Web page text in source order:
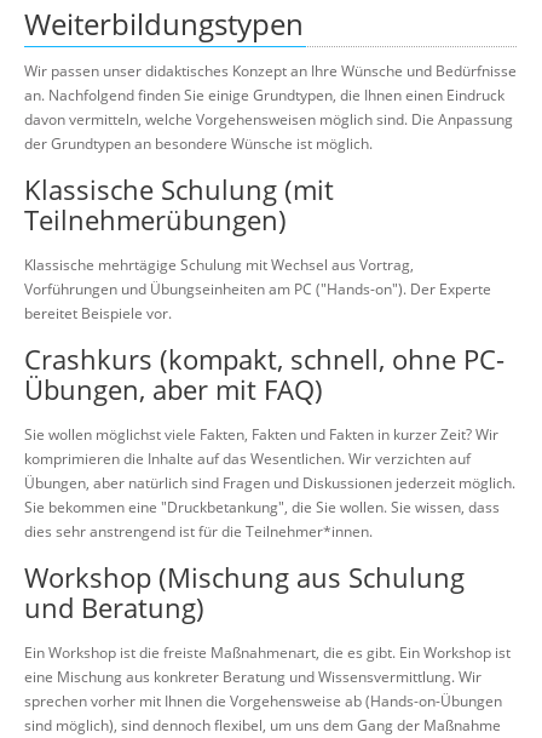
Weiterbildungstypen
Wir passen unser didaktisches Konzept an Ihre Wünsche und Bedürfnisse
an. Nachfolgend finden Sie einige Grundtypen, die Ihnen einen Eindruck
davon vermitteln, welche Vorgehensweisen möglich sind. Die Anpassung
der Grundtypen an besondere Wünsche ist möglich.
Klassische Schulung (mit
Teilnehmerübungen)
Klassische mehrtägige Schulung mit Wechsel aus Vortrag,
Vorführungen und Übungseinheiten am PC ("Hands-on"). Der Experte
bereitet Beispiele vor.
Crashkurs (kompakt, schnell, ohne PC-
Übungen, aber mit FAQ)
Sie wollen möglichst viele Fakten, Fakten und Fakten in kurzer Zeit? Wir
komprimieren die Inhalte auf das Wesentlichen. Wir verzichten auf
Übungen, aber natürlich sind Fragen und Diskussionen jederzeit möglich.
Sie bekommen eine "Druckbetankung", die Sie wollen. Sie wissen, dass
dies sehr anstrengend ist für die Teilnehmer*innen.
Workshop (Mischung aus Schulung
und Beratung)
Ein Workshop ist die freiste Maßnahmenart, die es gibt. Ein Workshop ist
eine Mischung aus konkreter Beratung und Wissensvermittlung. Wir
sprechen vorher mit Ihnen die Vorgehensweise ab (Hands-on-Übungen
sind möglich), sind dennoch flexibel, um uns dem Gang der Maßnahme